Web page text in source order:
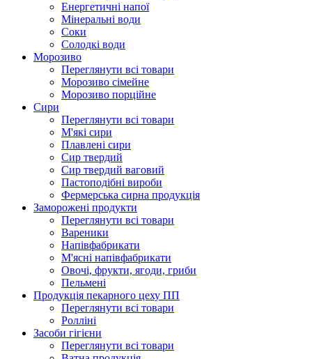
Енергетичні напої
Мінеральні води
Соки
Солодкі води
Морозиво
Переглянути всі товари
Морозиво сімейне
Морозиво порційне
Сири
Переглянути всі товари
М'які сири
Плавлені сири
Сир твердий
Сир твердий ваговий
Пастоподібні вироби
Фермерська сирна продукція
Заморожені продукти
Переглянути всі товари
Вареники
Напівфабрикати
М'ясні напівфабрикати
Овочі, фрукти, ягоди, гриби
Пельмені
Продукцiя пекарного цеху ПП
Переглянути всі товари
Ролліні
Засоби гігієни
Переглянути всі товари